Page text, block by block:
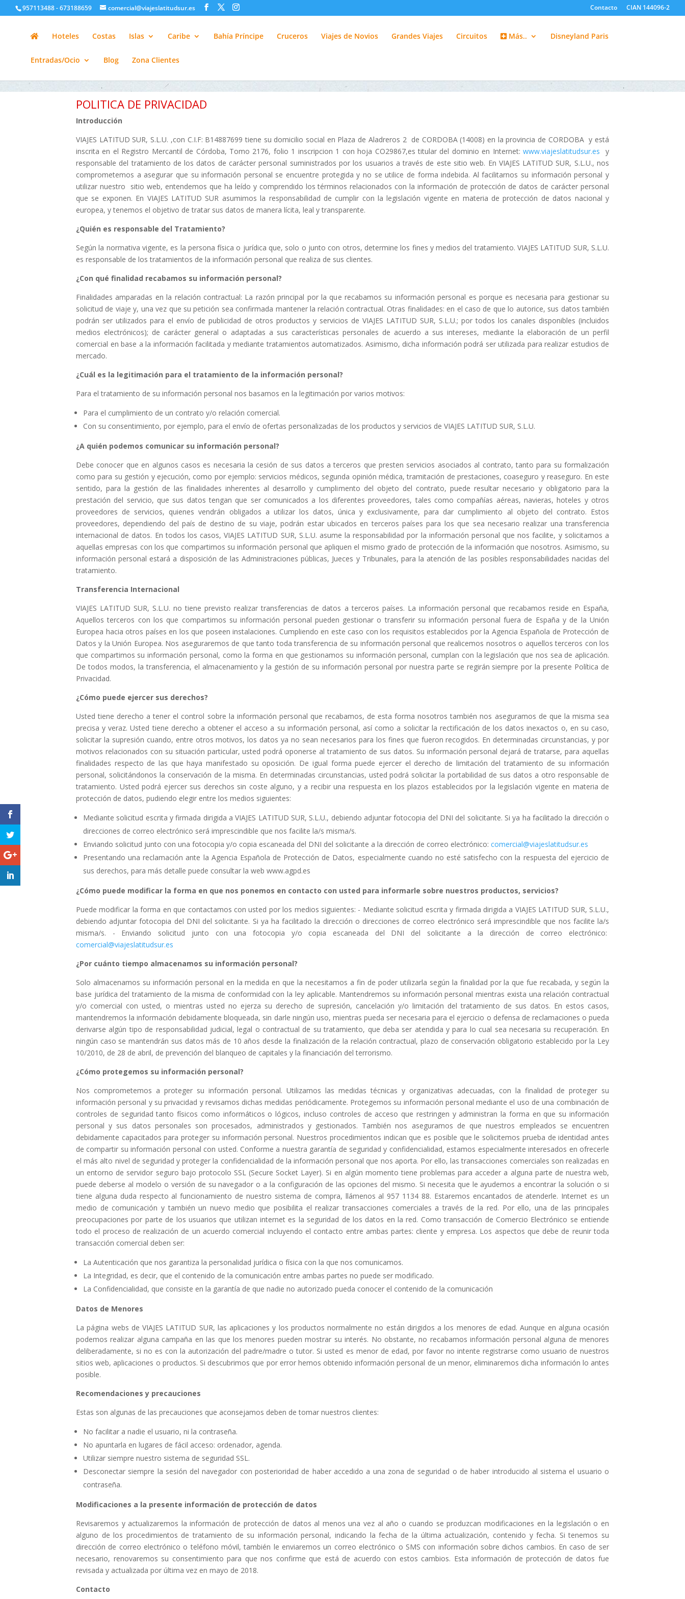
google-site-verification=H6A6AFFbXLQPnewL7da5KWjTFeKytP3gbsCfUlQl-3k
957113488 - 673188659 comercial@viajeslatitudsur.es Contacto CIAN 144096-2
Hoteles Costas Islas Caribe Bahía Príncipe Cruceros Viajes de Novios Grandes Viajes Circuitos Más.. Disneyland Paris
Entradas/Ocio Blog Zona Clientes
POLITICA DE PRIVACIDAD
Introducción
VIAJES LATITUD SUR, S.L.U. ,con C.I.F: B14887699 tiene su domicilio social en Plaza de Aladreros 2 de CORDOBA (14008) en la provincia de CORDOBA y está
inscrita en el Registro Mercantil de Córdoba, Tomo 2176, folio 1 inscripcion 1 con hoja CO29867,es titular del dominio en Internet:www.viajeslatitudsur.es y
responsable del tratamiento de los datos de carácter personal suministrados por los usuarios a través de este sitio web. En VIAJES LATITUD SUR, S.L.U., nos
comprometemos a asegurar que su información personal se encuentre protegida y no se utilice de forma indebida. Al facilitarnos su información personal y
utilizar nuestro sitio web, entendemos que ha leído y comprendido los términos relacionados con la información de protección de datos de carácter personal
que se exponen. En VIAJES LATITUD SUR asumimos la responsabilidad de cumplir con la legislación vigente en materia de protección de datos nacional y
europea, y tenemos el objetivo de tratar sus datos de manera lícita, leal y transparente.
¿Quién es responsable del Tratamiento?
Según la normativa vigente, es la persona física o jurídica que, solo o junto con otros, determine los fines y medios del tratamiento. VIAJES LATITUD SUR, S.L.U.
es responsable de los tratamientos de la información personal que realiza de sus clientes.
¿Con qué finalidad recabamos su información personal?
Finalidades amparadas en la relación contractual: La razón principal por la que recabamos su información personal es porque es necesaria para gestionar su
solicitud de viaje y, una vez que su petición sea confirmada mantener la relación contractual. Otras finalidades: en el caso de que lo autorice, sus datos también
podrán ser utilizados para el envío de publicidad de otros productos y servicios de VIAJES LATITUD SUR, S.L.U.; por todos los canales disponibles (incluidos
medios electrónicos); de carácter general o adaptadas a sus características personales de acuerdo a sus intereses, mediante la elaboración de un perfil
comercial en base a la información facilitada y mediante tratamientos automatizados. Asimismo, dicha información podrá ser utilizada para realizar estudios de
mercado.
¿Cuál es la legitimación para el tratamiento de la información personal?
Para el tratamiento de su información personal nos basamos en la legitimación por varios motivos:
Para el cumplimiento de un contrato y/o relación comercial.
Con su consentimiento, por ejemplo, para el envío de ofertas personalizadas de los productos y servicios de VIAJES LATITUD SUR, S.L.U.
¿A quién podemos comunicar su información personal?
Debe conocer que en algunos casos es necesaria la cesión de sus datos a terceros que presten servicios asociados al contrato, tanto para su formalización
como para su gestión y ejecución, como por ejemplo: servicios médicos, segunda opinión médica, tramitación de prestaciones, coaseguro y reaseguro. En este
sentido, para la gestión de las finalidades inherentes al desarrollo y cumplimento del objeto del contrato, puede resultar necesario y obligatorio para la
prestación del servicio, que sus datos tengan que ser comunicados a los diferentes proveedores, tales como compañías aéreas, navieras, hoteles y otros
proveedores de servicios, quienes vendrán obligados a utilizar los datos, única y exclusivamente, para dar cumplimiento al objeto del contrato. Estos
proveedores, dependiendo del país de destino de su viaje, podrán estar ubicados en terceros países para los que sea necesario realizar una transferencia
internacional de datos. En todos los casos, VIAJES LATITUD SUR, S.L.U. asume la responsabilidad por la información personal que nos facilite, y solicitamos a
aquellas empresas con los que compartimos su información personal que apliquen el mismo grado de protección de la información que nosotros. Asimismo, su
información personal estará a disposición de las Administraciones públicas, Jueces y Tribunales, para la atención de las posibles responsabilidades nacidas del
tratamiento.
Transferencia Internacional
VIAJES LATITUD SUR, S.L.U. no tiene previsto realizar transferencias de datos a terceros países. La información personal que recabamos reside en España,
Aquellos terceros con los que compartimos su información personal pueden gestionar o transferir su información personal fuera de España y de la Unión
Europea hacia otros países en los que poseen instalaciones. Cumpliendo en este caso con los requisitos establecidos por la Agencia Española de Protección de
Datos y la Unión Europea. Nos aseguraremos de que tanto toda transferencia de su información personal que realicemos nosotros o aquellos terceros con los
que compartimos su información personal, como la forma en que gestionamos su información personal, cumplan con la legislación que nos sea de aplicación.
De todos modos, la transferencia, el almacenamiento y la gestión de su información personal por nuestra parte se regirán siempre por la presente Política de
Privacidad.
¿Cómo puede ejercer sus derechos?
Usted tiene derecho a tener el control sobre la información personal que recabamos, de esta forma nosotros también nos aseguramos de que la misma sea
precisa y veraz. Usted tiene derecho a obtener el acceso a su información personal, así como a solicitar la rectificación de los datos inexactos o, en su caso,
solicitar la supresión cuando, entre otros motivos, los datos ya no sean necesarios para los fines que fueron recogidos. En determinadas circunstancias, y por
motivos relacionados con su situación particular, usted podrá oponerse al tratamiento de sus datos. Su información personal dejará de tratarse, para aquellas
finalidades respecto de las que haya manifestado su oposición. De igual forma puede ejercer el derecho de limitación del tratamiento de su información
personal, solicitándonos la conservación de la misma. En determinadas circunstancias, usted podrá solicitar la portabilidad de sus datos a otro responsable de
tratamiento. Usted podrá ejercer sus derechos sin coste alguno, y a recibir una respuesta en los plazos establecidos por la legislación vigente en materia de
protección de datos, pudiendo elegir entre los medios siguientes:
Mediante solicitud escrita y firmada dirigida a VIAJES LATITUD SUR, S.L.U., debiendo adjuntar fotocopia del DNI del solicitante. Si ya ha facilitado la dirección o
direcciones de correo electrónico será imprescindible que nos facilite la/s misma/s.
Enviando solicitud junto con una fotocopia y/o copia escaneada del DNI del solicitante a la dirección de correo electrónico: comercial@viajeslatitudsur.es
Presentando una reclamación ante la Agencia Española de Protección de Datos, especialmente cuando no esté satisfecho con la respuesta del ejercicio de
sus derechos, para más detalle puede consultar la web www.agpd.es
¿Cómo puede modificar la forma en que nos ponemos en contacto con usted para informarle sobre nuestros productos, servicios?
Puede modificar la forma en que contactamos con usted por los medios siguientes: - Mediante solicitud escrita y firmada dirigida a VIAJES LATITUD SUR, S.L.U.,
debiendo adjuntar fotocopia del DNI del solicitante. Si ya ha facilitado la dirección o direcciones de correo electrónico será imprescindible que nos facilite la/s
misma/s. - Enviando solicitud junto con una fotocopia y/o copia escaneada del DNI del solicitante a la dirección de correo electrónico:
comercial@viajeslatitudsur.es
¿Por cuánto tiempo almacenamos su información personal?
Solo almacenamos su información personal en la medida en que la necesitamos a fin de poder utilizarla según la finalidad por la que fue recabada, y según la
base jurídica del tratamiento de la misma de conformidad con la ley aplicable. Mantendremos su información personal mientras exista una relación contractual
y/o comercial con usted, o mientras usted no ejerza su derecho de supresión, cancelación y/o limitación del tratamiento de sus datos. En estos casos,
mantendremos la información debidamente bloqueada, sin darle ningún uso, mientras pueda ser necesaria para el ejercicio o defensa de reclamaciones o pueda
derivarse algún tipo de responsabilidad judicial, legal o contractual de su tratamiento, que deba ser atendida y para lo cual sea necesaria su recuperación. En
ningún caso se mantendrán sus datos más de 10 años desde la finalización de la relación contractual, plazo de conservación obligatorio establecido por la Ley
10/2010, de 28 de abril, de prevención del blanqueo de capitales y la financiación del terrorismo.
¿Cómo protegemos su información personal?
Nos comprometemos a proteger su información personal. Utilizamos las medidas técnicas y organizativas adecuadas, con la finalidad de proteger su
información personal y su privacidad y revisamos dichas medidas periódicamente. Protegemos su información personal mediante el uso de una combinación de
controles de seguridad tanto físicos como informáticos o lógicos, incluso controles de acceso que restringen y administran la forma en que su información
personal y sus datos personales son procesados, administrados y gestionados. También nos aseguramos de que nuestros empleados se encuentren
debidamente capacitados para proteger su información personal. Nuestros procedimientos indican que es posible que le solicitemos prueba de identidad antes
de compartir su información personal con usted. Conforme a nuestra garantía de seguridad y confidencialidad, estamos especialmente interesados en ofrecerle
el más alto nivel de seguridad y proteger la confidencialidad de la información personal que nos aporta. Por ello, las transacciones comerciales son realizadas en
un entorno de servidor seguro bajo protocolo SSL (Secure Socket Layer). Si en algún momento tiene problemas para acceder a alguna parte de nuestra web,
puede deberse al modelo o versión de su navegador o a la configuración de las opciones del mismo. Si necesita que le ayudemos a encontrar la solución o si
tiene alguna duda respecto al funcionamiento de nuestro sistema de compra, llámenos al 957 1134 88. Estaremos encantados de atenderle. Internet es un
medio de comunicación y también un nuevo medio que posibilita el realizar transacciones comerciales a través de la red. Por ello, una de las principales
preocupaciones por parte de los usuarios que utilizan internet es la seguridad de los datos en la red. Como transacción de Comercio Electrónico se entiende
todo el proceso de realización de un acuerdo comercial incluyendo el contacto entre ambas partes: cliente y empresa. Los aspectos que debe de reunir toda
transacción comercial deben ser:
La Autenticación que nos garantiza la personalidad jurídica o física con la que nos comunicamos.
La Integridad, es decir, que el contenido de la comunicación entre ambas partes no puede ser modificado.
La Confidencialidad, que consiste en la garantía de que nadie no autorizado pueda conocer el contenido de la comunicación
Datos de Menores
La página webs de VIAJES LATITUD SUR, las aplicaciones y los productos normalmente no están dirigidos a los menores de edad. Aunque en alguna ocasión
podemos realizar alguna campaña en las que los menores pueden mostrar su interés. No obstante, no recabamos información personal alguna de menores
deliberadamente, si no es con la autorización del padre/madre o tutor. Si usted es menor de edad, por favor no intente registrarse como usuario de nuestros
sitios web, aplicaciones o productos. Si descubrimos que por error hemos obtenido información personal de un menor, eliminaremos dicha información lo antes
posible.
Recomendaciones y precauciones
Estas son algunas de las precauciones que aconsejamos deben de tomar nuestros clientes:
No facilitar a nadie el usuario, ni la contraseña.
No apuntarla en lugares de fácil acceso: ordenador, agenda.
Utilizar siempre nuestro sistema de seguridad SSL.
Desconectar siempre la sesión del navegador con posterioridad de haber accedido a una zona de seguridad o de haber introducido al sistema el usuario o
contraseña.
Modificaciones a la presente información de protección de datos
Revisaremos y actualizaremos la información de protección de datos al menos una vez al año o cuando se produzcan modificaciones en la legislación o en
alguno de los procedimientos de tratamiento de su información personal, indicando la fecha de la última actualización, contenido y fecha. Si tenemos su
dirección de correo electrónico o teléfono móvil, también le enviaremos un correo electrónico o SMS con información sobre dichos cambios. En caso de ser
necesario, renovaremos su consentimiento para que nos confirme que está de acuerdo con estos cambios. Esta información de protección de datos fue
revisada y actualizada por última vez en mayo de 2018.
Contacto